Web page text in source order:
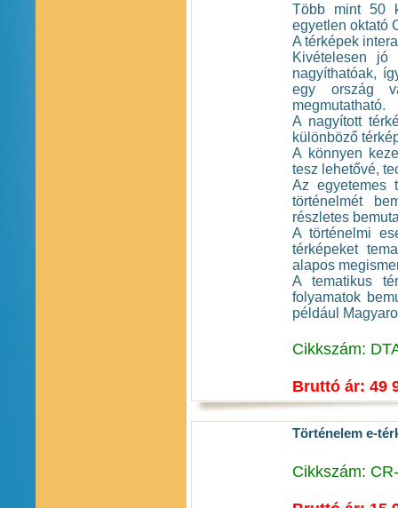
Több mint 50
egyetlen oktató
A térképek
Kivételesen jó
nagyíthatóak,
egy ország
megmutatható.
A nagyított
különböző
A könnyen
tesz lehetővé,
Az egyetemes
történelmét
részletes
A történelmi
térképeket
alapos
A tematikus
folyamatok
például
Cikkszám:
Bruttó ár: 49
Történelem e-
Cikkszám: